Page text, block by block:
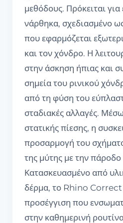
μεθόδους. Πρόκειται
νάρθηκα, σχεδιασμένο
που εφαρμόζεται
και τον χόνδρο. Η
στην άσκηση ήπιας και
σημεία του ρινικού
από τη φύση του
σταδιακές αλλαγές.
στατικής πίεσης, η
προσαρμογή του
της μύτης με την
Κατασκευασμένο από
δέρμα, το Rhino Correct
προσέγγιση που
στην καθημερινή